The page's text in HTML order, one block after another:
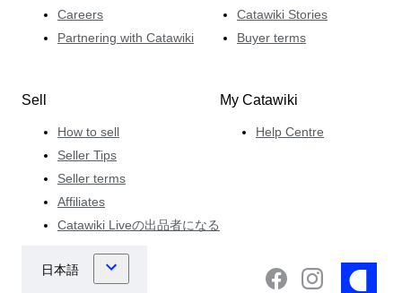
Careers
Partnering with Catawiki
Catawiki Stories
Buyer terms
Sell
How to sell
Seller Tips
Seller terms
Affiliates
Catawiki Liveの出品者になる
My Catawiki
Help Centre